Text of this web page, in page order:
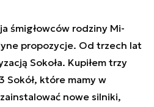
śmigłowców rodziny Mi-
propozycje. Od trzech lat
Sokoła. Kupiłem trzy
Sokół, które mamy w
nowe silniki,